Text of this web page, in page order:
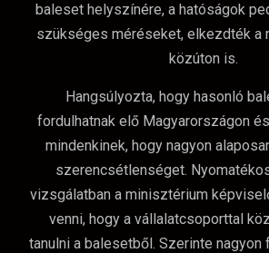
baleset helyszínére, a hatóságok
szükséges méréseket, elkezdték a
közúton is.
Hangsúlyozta, hogy hasonló
fordulhatnak elő Magyarországon
mindenkinek, hogy nagyon
szerencsétlenséget.
vizsgálatban a minisztérium
venni, hogy a vállalatcsoporttal
tanulni a balesetből. Szerinte nagyon